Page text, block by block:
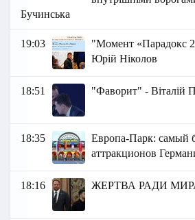
Бучинська
19:03
"Момент «Парадокс
Юрій Ніколов
18:51 "Фаворит" - Віталій
18:35
Европа-Парк: самый
аттракционов
18:16 ЖЕРТВА РАДИ